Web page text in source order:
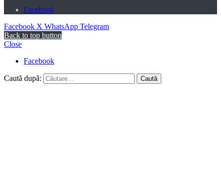
Facebook
Facebook X WhatsApp Telegram
Back to top button
Close
Facebook
Caută după: